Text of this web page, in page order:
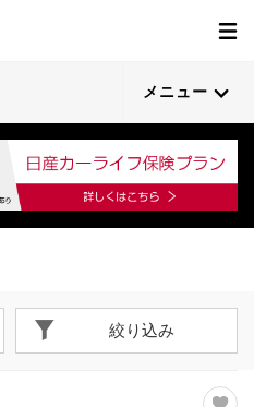
メニュー
絞り込み
40